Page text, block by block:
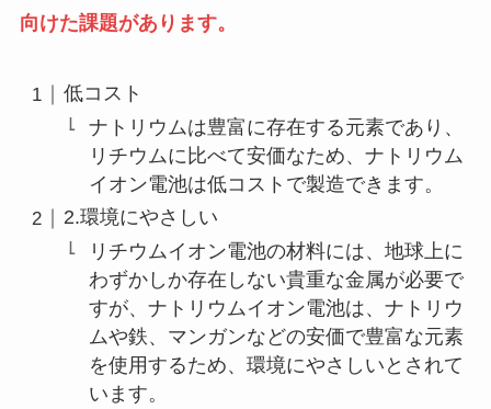
向けた課題があります。
低コスト
ナトリウムは豊富に存在する元素であり、
リチウムに比べて安価なため、ナトリウム
イオン電池は低コストで製造できます。
2.環境にやさしい
リチウムイオン電池の材料には、地球上に
わずかしか存在しない貴重な金属が必要で
すが、ナトリウムイオン電池は、ナトリウ
ムや鉄、マンガンなどの安価で豊富な元素
を使用するため、環境にやさしいとされて
います。